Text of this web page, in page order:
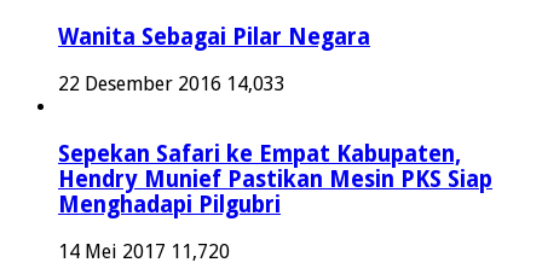
Wanita Sebagai Pilar Negara
22 Desember 2016 14,033
Sepekan Safari ke Empat Kabupaten,
Hendry Munief Pastikan Mesin PKS Siap
Menghadapi Pilgubri
14 Mei 2017 11,720